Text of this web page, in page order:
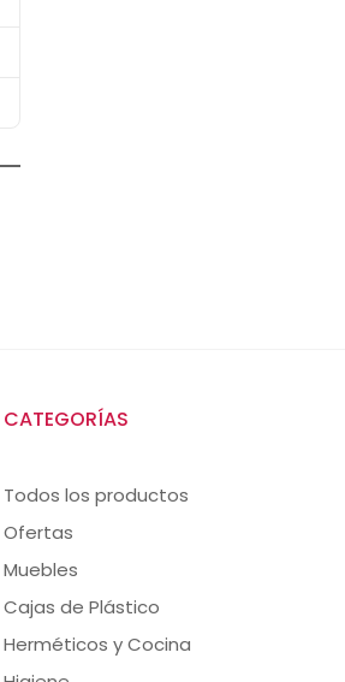
CATEGORÍAS
Todos los productos
Ofertas
Muebles
Cajas de Plástico
Herméticos y Cocina